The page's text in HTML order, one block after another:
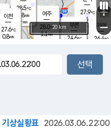
27.9℃
4.4m/s
mm
부론
24.6℃
여주
28.0℃
1.1m/s
장호원
28.5℃
1.8m/s
-mm
m/s
귀래
26.4℃
이천
27.6℃
0.8m/s
+
−
20 km
기상실황표 2026.03.06.22:00